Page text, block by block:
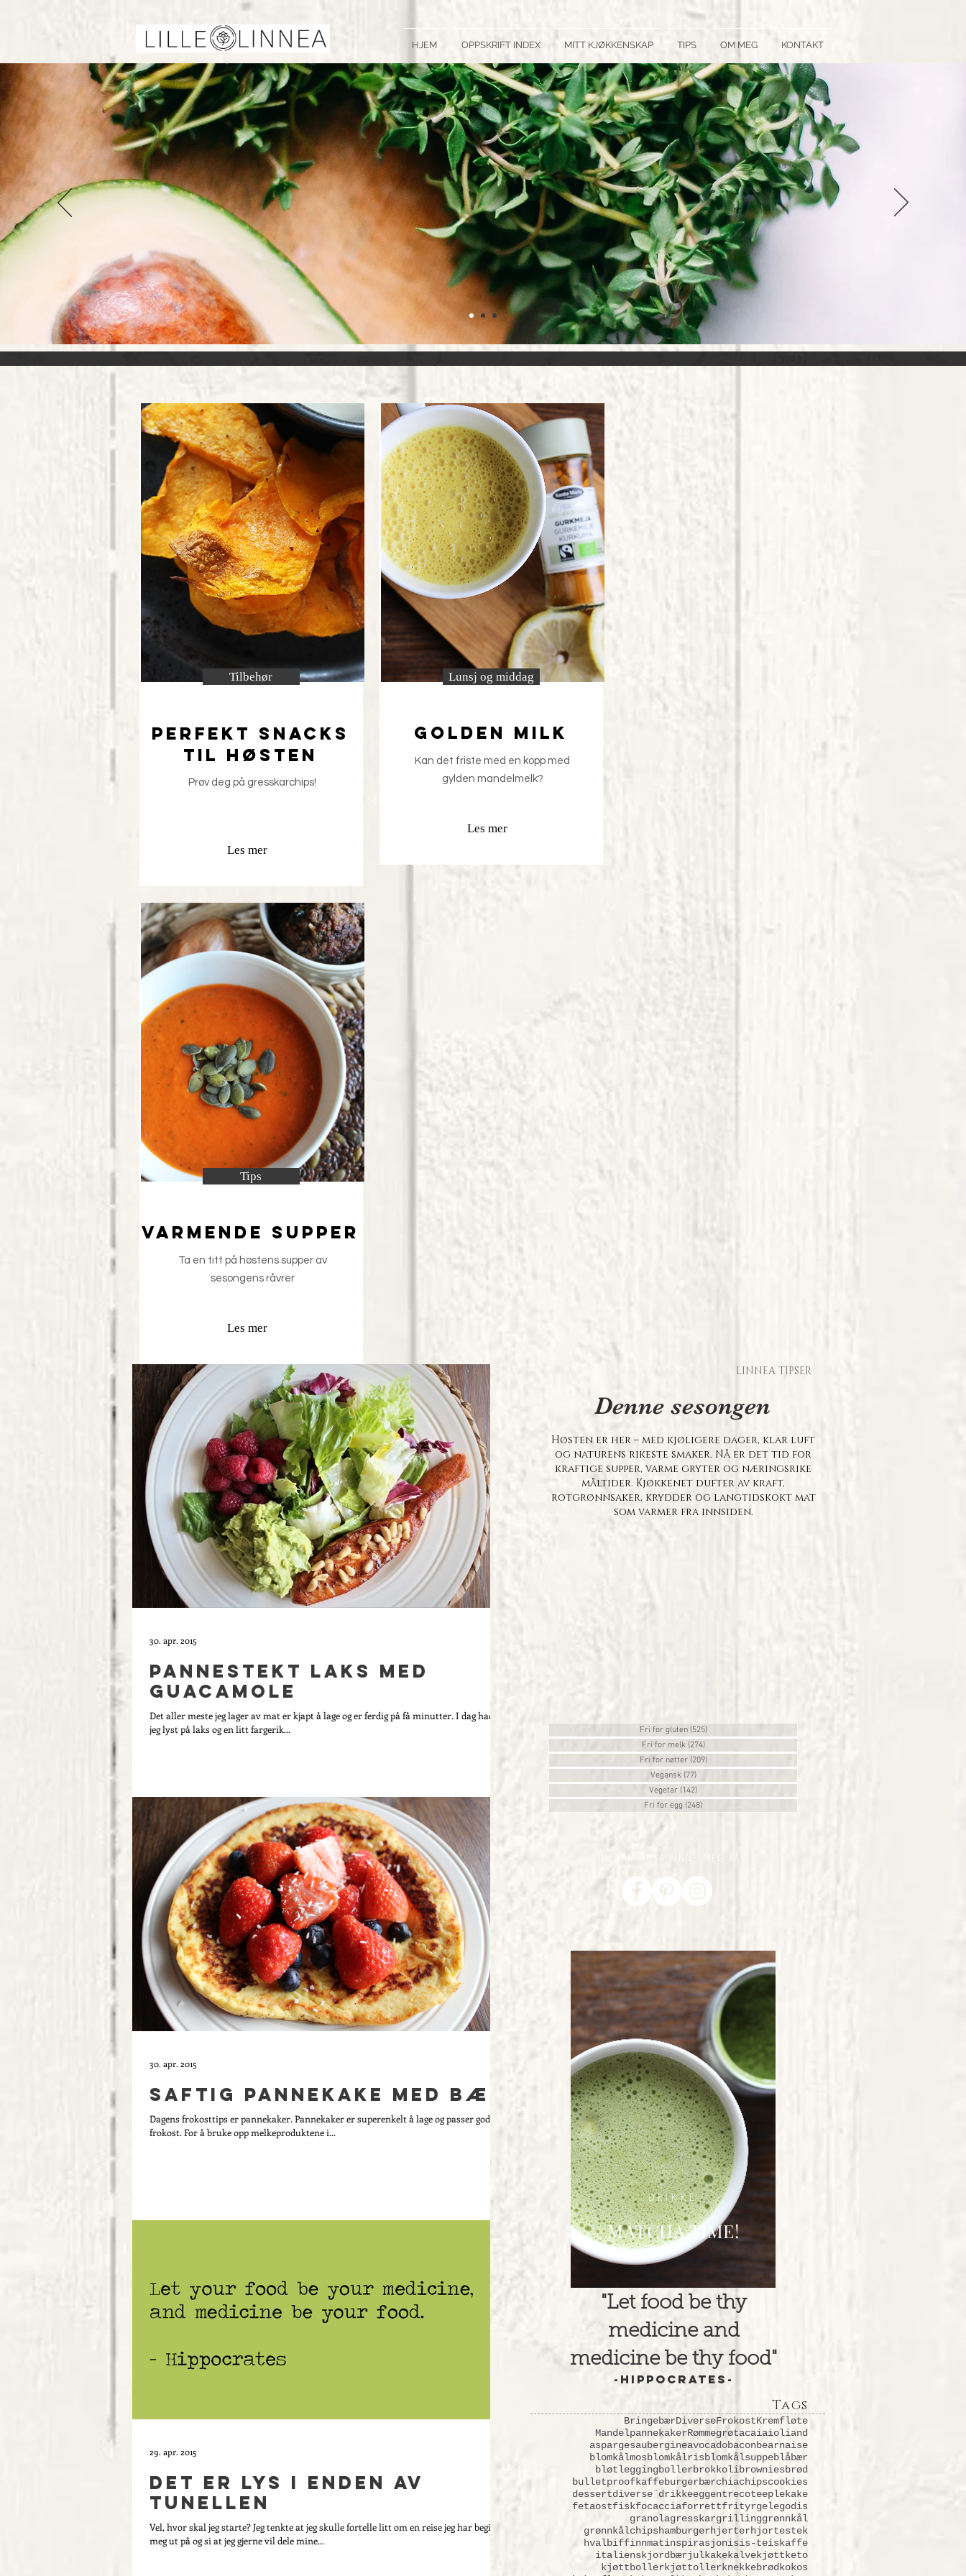
HJEM OPPSKRIFT INDEX MITT KJØKKENSKAP TIPS OM MEG KONTAKT
Tilbehør
Perfekt Snacks
til høsten
Prøv deg på gresskarchips!
Les mer
Lunsj og middag
Golden milk
Kan det friste med en kopp med
gylden mandelmelk?
Les mer
Tips
Varmende supper
Ta en titt på høstens supper av
sesongens råvrer
Les mer
LINNEA TIPSER
Pannestekt laks med
guacamole
Det aller meste jeg lager av mat er kjapt å lage og er ferdig på få minutter. I dag hadde
jeg lyst på laks og en litt fargerik...
30. apr. 2015
Saftig pannekake med bær
Dagens frokosttips er pannekaker. Pannekaker er superenkelt å lage og passer godt til
frokost. For å bruke opp melkeproduktene i...
30. apr. 2015
Det er lys i enden av
tunellen
Vel, hvor skal jeg starte? Jeg tenkte at jeg skulle fortelle litt om en reise jeg har begitt
meg ut på og si at jeg gjerne vil dele mine...
29. apr. 2015
Denne sesongen
Høsten er her – med kjøligere dager, klar luft
og naturens rikeste smaker. Nå er det tid for
kraftige supper, varme gryter og næringsrike
måltider. Kjøkkenet dufter av kraft,
rotgrønnsaker, krydder og langtidskokt mat
som varmer fra innsiden.
Fri for gluten (525)525 innlegg
Fri for melk (274)274 innlegg
Fri for nøtter (209)209 innlegg
Vegansk (77)77 innlegg
Vegetar (142)
Fri for egg (248)
DU KAN OGSÅ FINNE MEG PÅ
DRIKKE
MATCHA TIME!
"Let food be thy
medicine and
medicine be thy food"
-Hippocrates-
Tags
BringebærDiverseFrokostKremfløte
MandelpannekakerRømmegrøtacaiaioliand
aspargesaubergineavocadobaconbearnaise
blomkålmosblomkålrisblomkålsuppeblåbær
bløtleggingbollerbrokkolibrowniesbrød
bulletproofkaffeburgerbærchiachipscookies
dessertdiverse¨drikkeeggentrecoteeplekake
fetaostfiskfocacciaforrettfrityrgelegodis
granolagresskargrillinggrønnkål
grønnkålchipshamburgerhjerterhjortestek
hvalbiffinnmatinspirasjonisis-teiskaffe
italienskjordbærjulkakekalvekjøtt keto
kjøttbollerkjøttoller knekkebrød kokos